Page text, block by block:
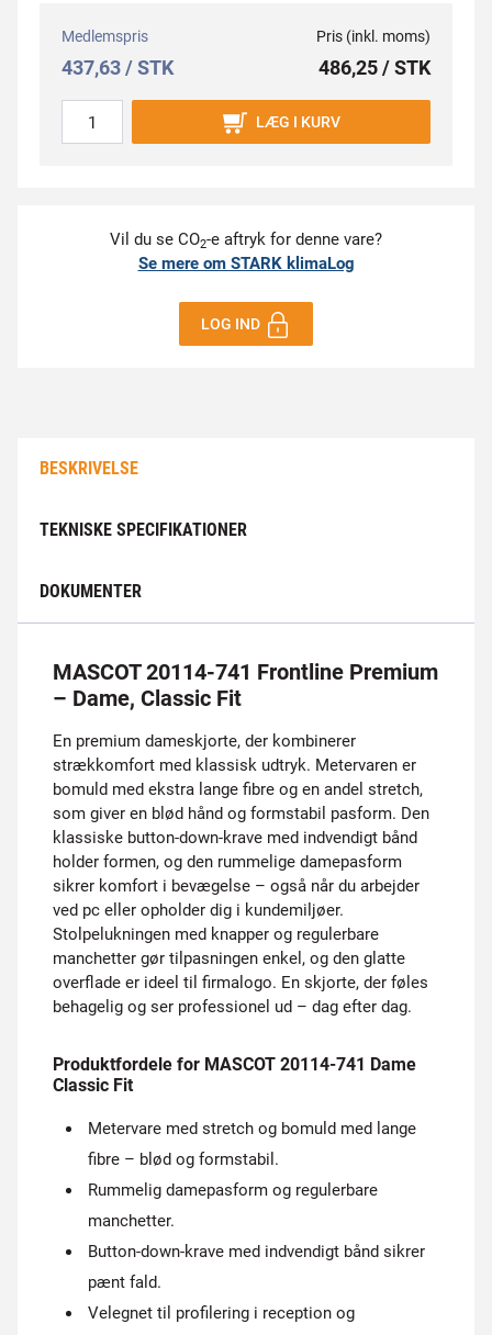
Medlemspris
437,63 / STK
Pris (inkl. moms)
486,25 / STK
LÆG I KURV
Vil du se CO2-e aftryk for denne vare?
Se mere om STARK klimaLog
LOG IND
BESKRIVELSE
TEKNISKE SPECIFIKATIONER
DOKUMENTER
MASCOT 20114-741 Frontline Premium
– Dame, Classic Fit
En premium dameskjorte, der kombinerer
strækkomfort med klassisk udtryk. Metervaren er
bomuld med ekstra lange fibre og en andel stretch,
som giver en blød hånd og formstabil pasform. Den
klassiske button-down-krave med indvendigt bånd
holder formen, og den rummelige damepasform
sikrer komfort i bevægelse – også når du arbejder
ved pc eller opholder dig i kundemiljøer.
Stolpelukningen med knapper og regulerbare
manchetter gør tilpasningen enkel, og den glatte
overflade er ideel til firmalogo. En skjorte, der føles
behagelig og ser professionel ud – dag efter dag.
Produktfordele for MASCOT 20114-741 Dame
Classic Fit
Metervare med stretch og bomuld med lange
fibre – blød og formstabil.
Rummelig damepasform og regulerbare
manchetter.
Button-down-krave med indvendigt bånd sikrer
pænt fald.
Velegnet til profilering i reception og